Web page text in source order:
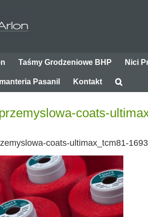
Taśmy Grodzeniowe BHP Nici
Pasanil Kontakt
coats-
coats-ultimax_tcm81-